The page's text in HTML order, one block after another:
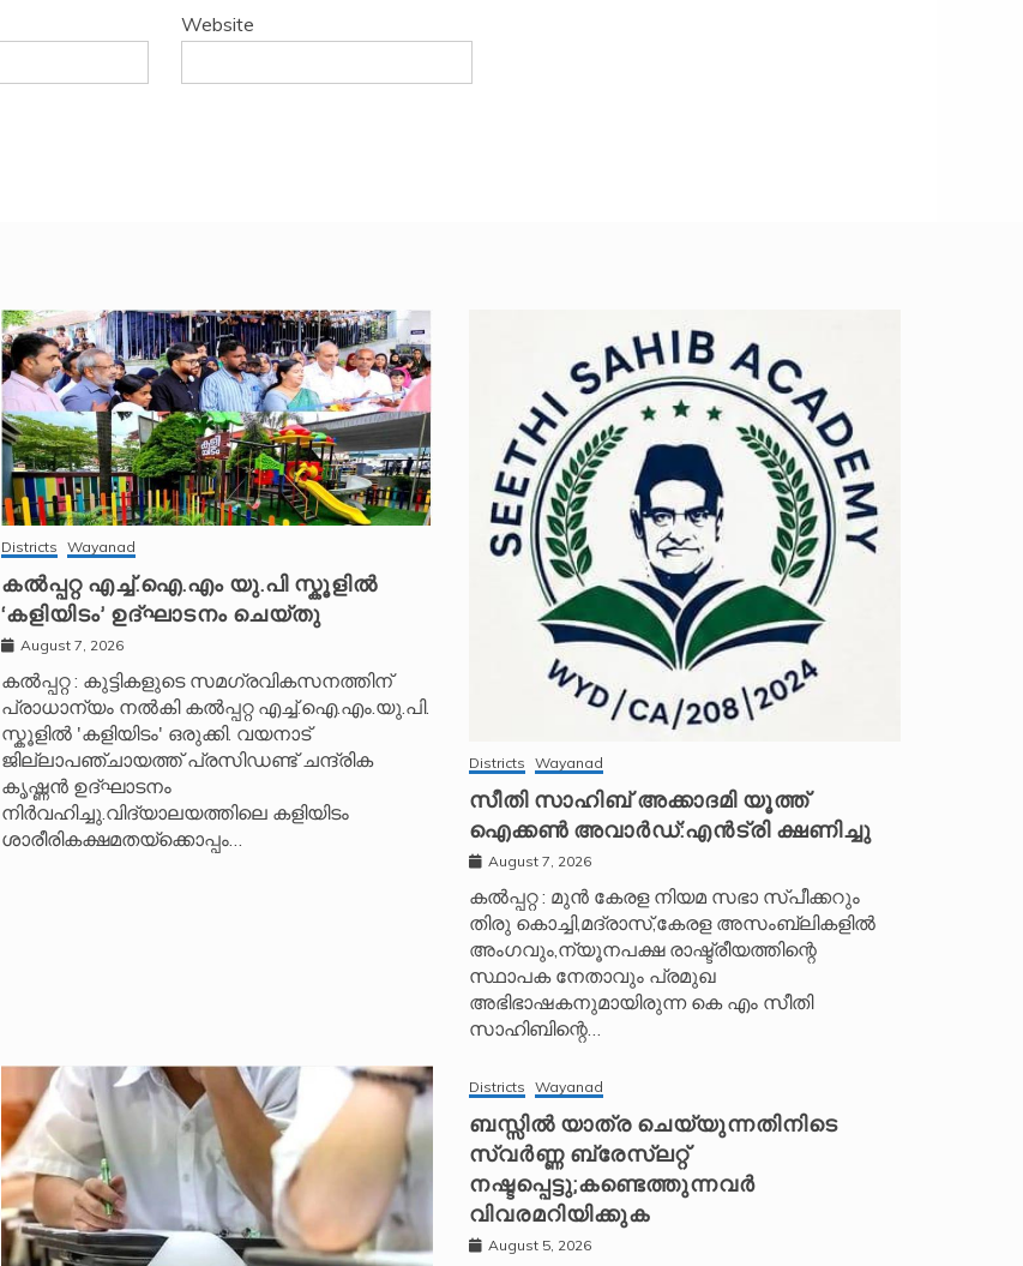
Website
Districts Wayanad
കൽപ്പറ്റ എച്ച്.ഐ.എം യു.പി സ്കൂ‌ളിൽ
‘കളിയിടം’ ഉദ്ഘാടനം ചെയ്തു
August 7, 2026
കൽപ്പറ്റ : കുട്ടികളുടെ സമഗ്രവികസനത്തിന്
പ്രാധാന്യം നൽകി കൽപ്പറ്റ എച്ച്.ഐ.എം.യു.പി.
സ്കൂ‌ളിൽ 'കളിയിടം' ഒരുക്കി. വയനാട്
ജില്ലാപഞ്ചായത്ത് പ്രസിഡണ്ട് ചന്ദ്രിക
കൃഷ്ണൻ ഉദ്ഘാടനം
നിർവഹിച്ചു.വിദ്യാലയത്തിലെ കളിയിടം
ശാരീരികക്ഷമതയ്‌ക്കൊപ്പം…
Districts Wayanad
സീതി സാഹിബ് അക്കാദമി യൂത്ത്
ഐക്കൺ അവാർഡ്:എൻട്രി ക്ഷണിച്ചു
August 7, 2026
കൽപ്പറ്റ : മുൻ കേരള നിയമ സഭാ സ്പീക്കറും
തിരു കൊച്ചി,മദ്രാസ്,കേരള അസംബ്ലികളിൽ
അംഗവും,ന്യൂനപക്ഷ രാഷ്ട്രീയത്തിന്റെ
സ്ഥാപക നേതാവും പ്രമുഖ
അഭിഭാഷകനുമായിരുന്ന കെ എം സീതി
സാഹിബിന്റെ…
Districts Wayanad
ബസ്സിൽ യാത്ര ചെയ്യുന്നതിനിടെ
സ്വർണ്ണ ബ്രേസ്‌ലറ്റ്
നഷ്ടപ്പെട്ടു;കണ്ടെത്തുന്നവർ
വിവരമറിയിക്കുക
August 5, 2026